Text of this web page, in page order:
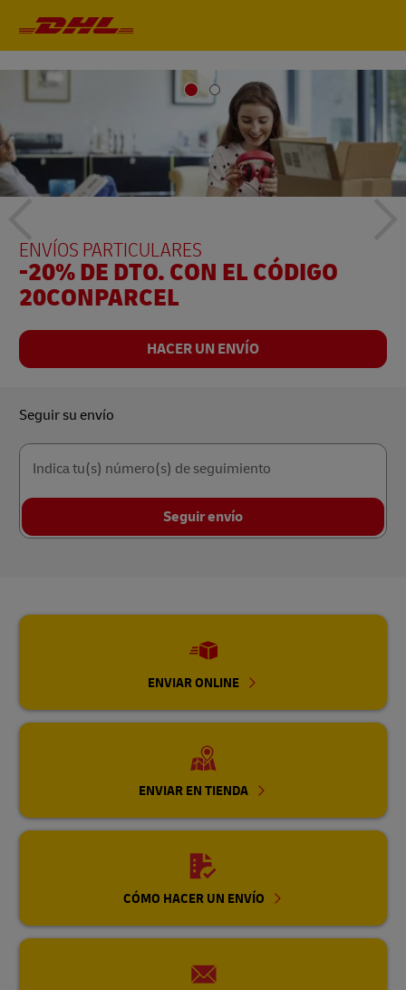
principal
Texto
del
botón
Anterior
del
ENVÍOS PARTICULARES
-20% DE DTO. CON EL CÓDIGO
20CONPARCEL
HACER UN ENVÍO
SEGUIMIENTO DE ENVÍOS
SIGUE TUS ENVÍOS EN TIEMPO
REAL
Localizar mi envío
Seguir su envío
Indica tu(s) número(s) de seguimiento
Seguir envío
ENVIAR ONLINE
ENVIAR EN TIENDA
CÓMO HACER UN ENVÍO